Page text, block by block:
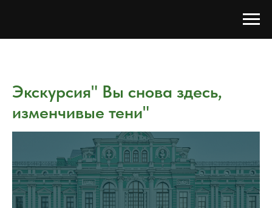
Экскурсия" Вы снова здесь,
изменчивые тени"